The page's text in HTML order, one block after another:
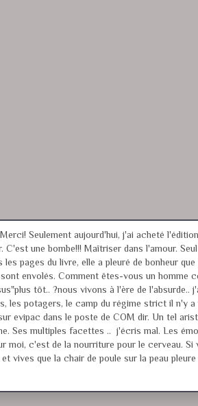
Seulement aujourd'hui, j'ai acheté
une bombe!!! Maîtriser dans l'amour.
pages du livre, elle a pleuré de bonheur
envolés. Comment êtes-vous un
tôt.. ?nous vivons à l'ère de
les potagers, le camp du régime strict il
evipac dans le poste de COM dir. Un tel
Ses multiples facettes .. j'écris mal. Les
c'est de la nourriture pour le cerveau.
vives que la chair de poule sur la peau pleure